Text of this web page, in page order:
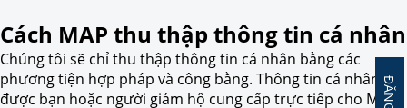
Cách MAP thu thập thông tin cá nhân
Chúng tôi sẽ chỉ thu thập thông tin cá nhân bằng các
phương tiện hợp pháp và công bằng. Thông tin cá nhân
được bạn hoặc người giám hộ cung cấp trực tiếp cho MAP.